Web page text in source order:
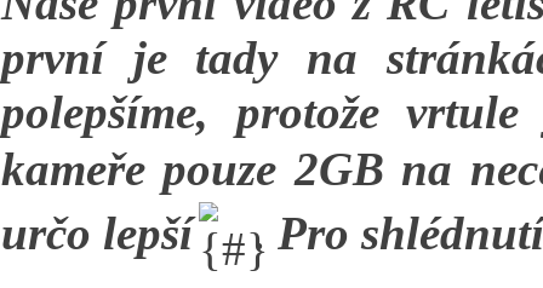
první je tady na
polepšíme, protože
kameře pouze 2GB na
určo lepší
. Pro